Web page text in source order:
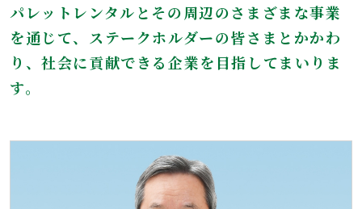
パレットレンタルとその周辺のさまざまな事業
を通じて、
ステークホルダーの皆さまとかかわ
り、社会に貢献できる企業を目指してまいりま
す。